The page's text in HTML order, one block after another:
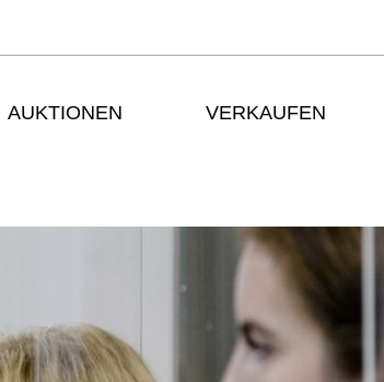
AUKTIONEN VERKAUFEN